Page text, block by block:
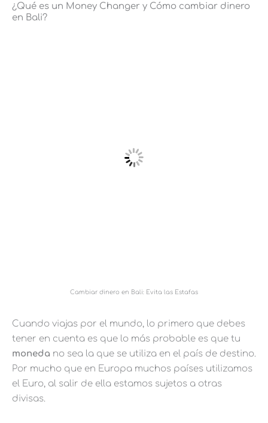
¿Qué es un Money Changer y Cómo cambiar dinero
en Bali?
Cambiar dinero en Bali: Evita las Estafas
Cuando viajas por el mundo, lo primero que debes
tener en cuenta es que lo más probable es que tu
moneda no sea la que se utiliza en el país de destino.
Por mucho que en Europa muchos países utilizamos
el Euro, al salir de ella estamos sujetos a otras
divisas.